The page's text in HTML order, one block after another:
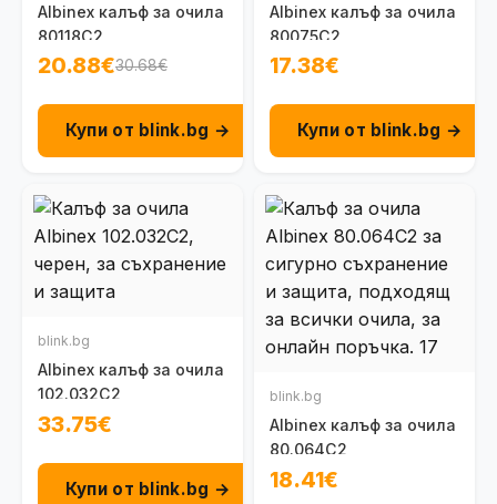
Albinex калъф за очила
80118C2
20.88€30.68€
Купи от blink.bg →
Albinex калъф за очила
80075C2
17.38€
Купи от blink.bg →
blink.bg
Albinex калъф за очила
102.032C2
33.75€
Купи от blink.bg →
blink.bg
Albinex калъф за очила
80.064C2
18.41€